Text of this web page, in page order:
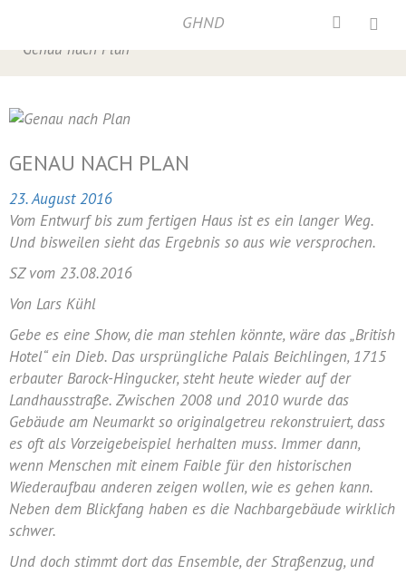
Presse,
Genau nach Plan
GENAU NACH PLAN
23. August 2016
Vom Entwurf bis zum fertigen Haus ist es ein langer Weg.
Und bisweilen sieht das Ergebnis so aus wie versprochen.
SZ vom 23.08.2016
Von Lars Kühl
Gebe es eine Show, die man stehlen könnte, wäre das „British
Hotel“ ein Dieb. Das ursprüngliche Palais Beichlingen, 1715
erbauter Barock-Hingucker, steht heute wieder auf der
Landhausstraße. Zwischen 2008 und 2010 wurde das
Gebäude am Neumarkt so originalgetreu rekonstruiert, dass
es oft als Vorzeigebeispiel herhalten muss. Immer dann,
wenn Menschen mit einem Faible für den historischen
Wiederaufbau anderen zeigen wollen, wie es gehen kann.
Neben dem Blickfang haben es die Nachbargebäude wirklich
schwer.
Und doch stimmt dort das Ensemble, der Straßenzug, und
GHND